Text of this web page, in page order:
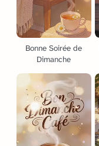
Bonne Soirée de
Dimanche